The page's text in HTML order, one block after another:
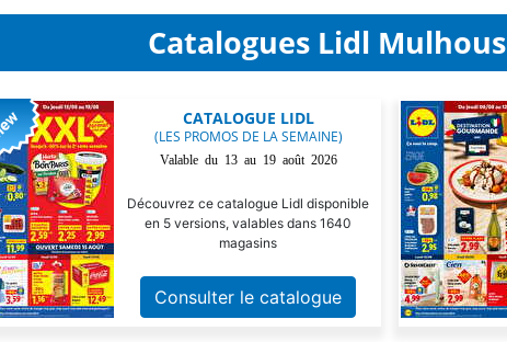
Catalogues Lidl
CATALOGUE LIDL
(LES PROMOS DE LA SEMAINE)
Valable du 13 au 19 août 2026
Découvrez ce catalogue Lidl disponible
en 5 versions, valables dans 1640
magasins
Consulter le catalogue